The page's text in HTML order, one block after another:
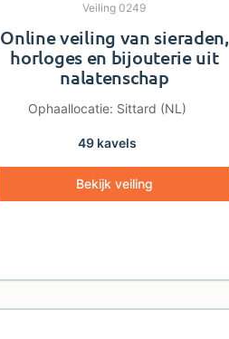
Veiling 0249
Online veiling van sieraden,
horloges en bijouterie uit
nalatenschap
Ophaallocatie: Sittard (NL)
49 kavels
Bekijk veiling